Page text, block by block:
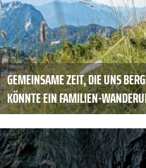
GEMEINSAME ZEIT, DIE UNS
KÖNNTE EIN FAMILIEN-